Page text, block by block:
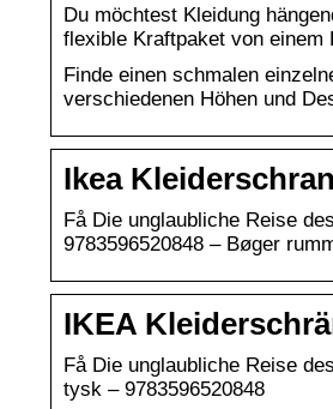
Du möchtest Kleidung
flexible Kraftpaket von
Finde einen schmalen
verschiedenen Höhen und
Ikea
Få Die unglaubliche Reise
9783596520848 – Bøger
IKEA
Få Die unglaubliche Reise
tysk – 9783596520848